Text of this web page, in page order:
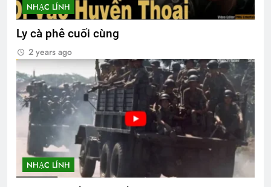
NHẠC LÍNH
Ly cà phê cuối cùng
2 years ago
NHẠC LÍNH